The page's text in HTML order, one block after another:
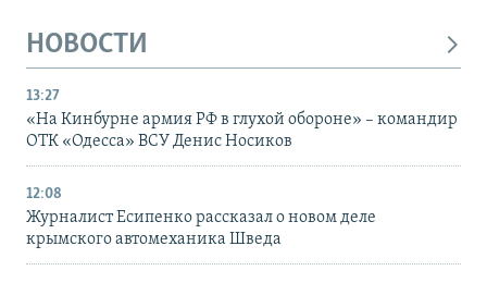
НОВОСТИ
13:27
«На Кинбурне армия РФ в глухой обороне» – командир
ОТК «Одесса» ВСУ Денис Носиков
12:08
Журналист Есипенко рассказал о новом деле
крымского автомеханика Шведа